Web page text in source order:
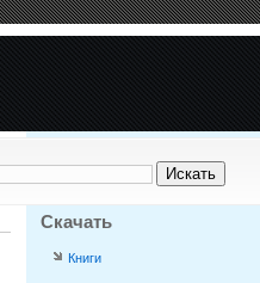
Скачать
Книги